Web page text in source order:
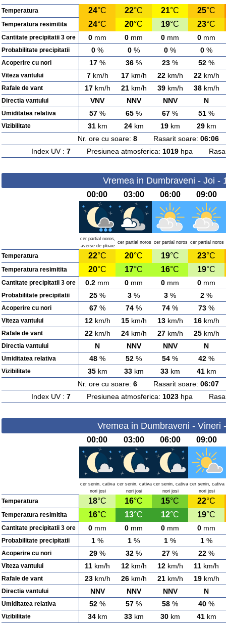
Temperatura 24°C 22°C 21°C 25°C
Temperatura resimitita 24°C 20°C 19°C 23°C
Cantitate precipitatii 3 ore 0 mm 0 mm 0 mm 0 mm
Probabilitate precipitatii 0 % 0 % 0 % 0 %
Acoperire cu nori 17 % 36 % 23 % 52 %
Viteza vantului 7km/h 17km/h 22km/h 22km/h
Rafale de vant 17km/h 21km/h 39km/h 38km/h
Directia vantului VNV NNV NNV N
Umiditatea relativa 57 % 65 % 67 % 51 %
Vizibilitate 31km 24km 19km 29km
Nr. ore cu soare: 8Rasarit soare: 06:06
Index UV : 7Presiunea atmosferica: 1019hpa
Vremea in Dumbraveni - Joi -
00:00 03:00 06:00 09:00
cer partial noros,
averse de ploaie
cer partial noros cer partial noros cer partial noros
Temperatura 22°C 20°C 19°C 23°C
Temperatura resimitita 20°C 17°C 16°C 19°C
Cantitate precipitatii 3 ore 0.2 mm 0 mm 0 mm 0 mm
Probabilitate precipitatii 25 % 3 % 3 % 2 %
Acoperire cu nori 67 % 74 % 74 % 73 %
Viteza vantului 12km/h 15km/h 13km/h 16km/h
Rafale de vant 22km/h 24km/h 27km/h 25km/h
Directia vantului N NNV NNV N
Umiditatea relativa 48 % 52 % 54 % 42 %
Vizibilitate 35km 33km 33km 41km
Nr. ore cu soare: 6Rasarit soare: 06:07
Index UV : 7Presiunea atmosferica: 1023hpa
Vremea in Dumbraveni - Vineri
00:00 03:00 06:00 09:00
cer senin, cativa
nori josi
cer senin, cativa
nori josi
cer senin, cativa
nori josi
cer senin, cativa
nori josi
Temperatura 18°C 16°C 15°C 22°C
Temperatura resimitita 16°C 13°C 12°C 19°C
Cantitate precipitatii 3 ore 0 mm 0 mm 0 mm 0 mm
Probabilitate precipitatii 1 % 1 % 1 % 1 %
Acoperire cu nori 29 % 32 % 27 % 22 %
Viteza vantului 11 km/h 12km/h 12km/h 11 km/h
Rafale de vant 23km/h 26km/h 21km/h 19km/h
Directia vantului NNV NNV NNV N
Umiditatea relativa 52 % 57 % 58 % 40 %
Vizibilitate 34km 33km 30km 41km